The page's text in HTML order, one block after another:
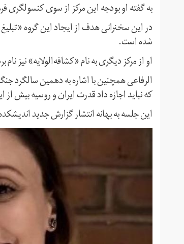
به گفته او بودجه این مرکز از سوی کنسولگری
در این سخنرانی هدف از ایجاد این گروه
شده است.
او از مرکز دیگری به نام «کشافه‌الولایه»
الرفاعی همچنین با اشاره به دهمین سالگرد
که نباید اجازه داد قدرت ایران و روسیه بیش
این جلسه به بهانه انتشار گزارش جدید